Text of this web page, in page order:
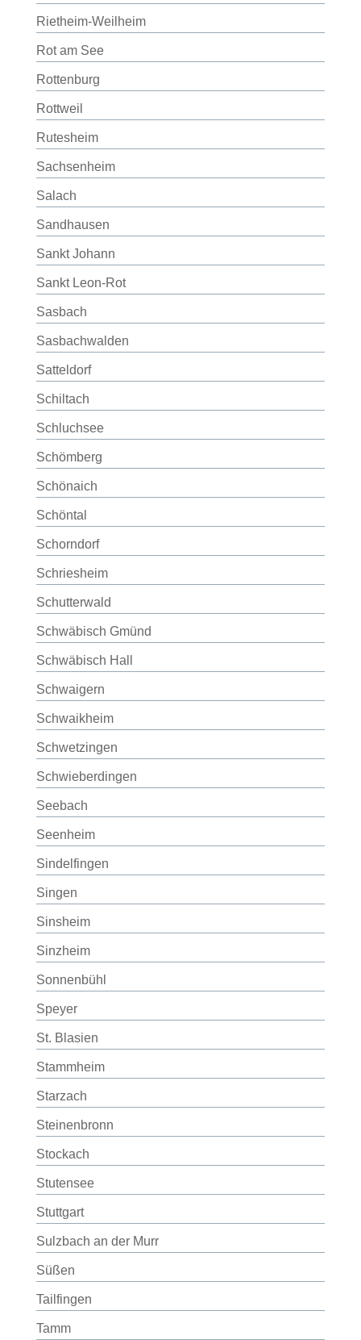
Rietheim-Weilheim
Rot am See
Rottenburg
Rottweil
Rutesheim
Sachsenheim
Salach
Sandhausen
Sankt Johann
Sankt Leon-Rot
Sasbach
Sasbachwalden
Satteldorf
Schiltach
Schluchsee
Schömberg
Schönaich
Schöntal
Schorndorf
Schriesheim
Schutterwald
Schwäbisch Gmünd
Schwäbisch Hall
Schwaigern
Schwaikheim
Schwetzingen
Schwieberdingen
Seebach
Seenheim
Sindelfingen
Singen
Sinsheim
Sinzheim
Sonnenbühl
Speyer
St. Blasien
Stammheim
Starzach
Steinenbronn
Stockach
Stutensee
Stuttgart
Sulzbach an der Murr
Süßen
Tailfingen
Tamm